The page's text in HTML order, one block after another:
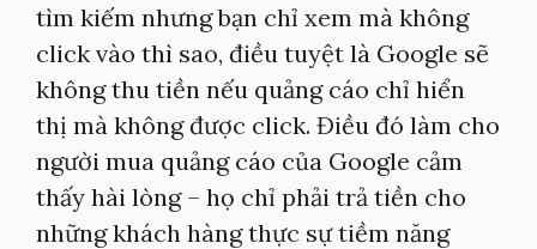
tìm kiếm nhưng bạn chỉ xem mà không
click vào thì sao, điều tuyệt là Google sẽ
không thu tiền nếu quảng cáo chỉ hiển
thị mà không được click. Điều đó làm cho
người mua quảng cáo của Google cảm
thấy hài lòng – họ chỉ phải trả tiền cho
những khách hàng thực sự tiềm năng